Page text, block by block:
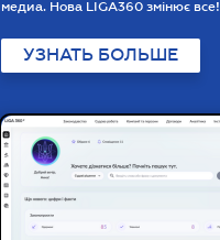
медиа. Нова LIGA360 змінює все!
УЗНАТЬ БОЛЬШЕ